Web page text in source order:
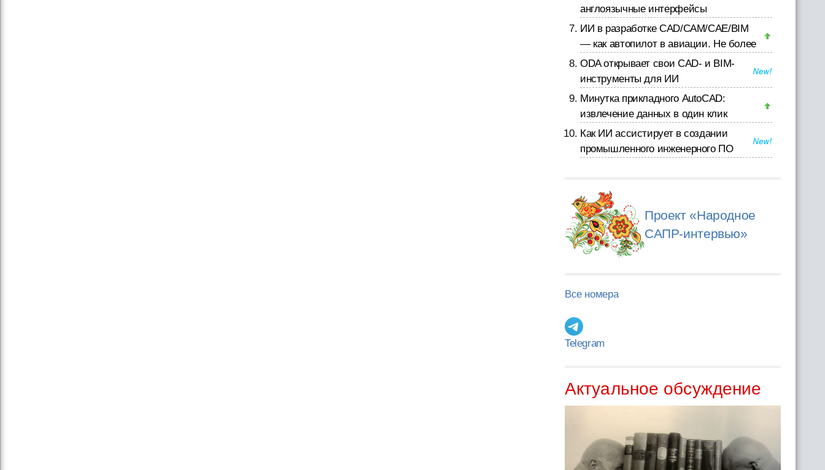
англоязычные интерфейсы
ИИ в разработке CAD/CAM/CAE/BIM
— как автопилот в авиации. Не более
ODA открывает свои CAD- и BIM-
инструменты для ИИ
Минутка прикладного AutoCAD:
извлечение данных в один клик
Как ИИ ассистирует в создании
промышленного инженерного ПО
Проект «Народное
САПР-интервью»
Все номера
Telegram
Актуальное обсуждение